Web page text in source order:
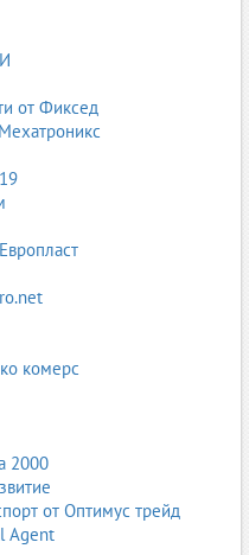
от Фиксед
комерс
2000
от Оптимус трейд
Agent